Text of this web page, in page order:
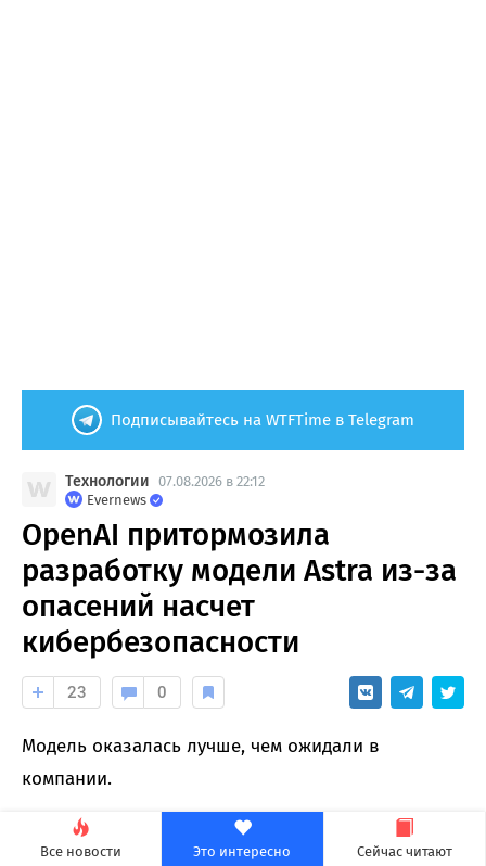
Все новости Это интересно Сейчас читают
Подписывайтесь на WTFTime в Telegram
Технологии 07.08.2026 в 22:12
Evernews
OpenAI притормозила
разработку модели Astra из-за
опасений насчет
кибербезопасности
23 0
Модель оказалась лучше, чем ожидали в
компании.